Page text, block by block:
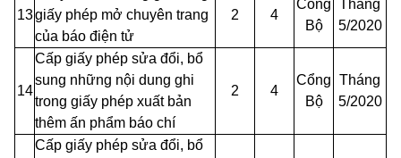
13giấy phép mở chuyên trang
của báo điện tử
2 4
Cổng
Bộ
Tháng
5/2020
14
Cấp giấy phép sửa đổi, bổ
sung những nội dung ghi
trong giấy phép xuất bản
thêm ấn phẩm báo chí
2 4
Cổng
Bộ
Tháng
5/2020
Cấp giấy phép sửa đổi, bổ